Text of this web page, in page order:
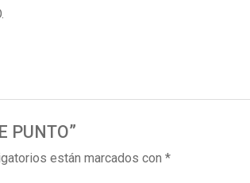
PUNTO”
están marcados con *